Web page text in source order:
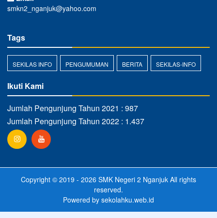
smkn2_nganjuk@yahoo.com
Tags
SEKILAS INFO PENGUMUMAN BERITA SEKILAS-INFO
Ikuti Kami
Jumlah Pengunjung Tahun 2021 : 987
Jumlah Pengunjung Tahun 2022 : 1.437
Copyright © 2019 - 2026 SMK Negeri 2 Nganjuk All rights
reserved.
Powered by sekolahku.web.id